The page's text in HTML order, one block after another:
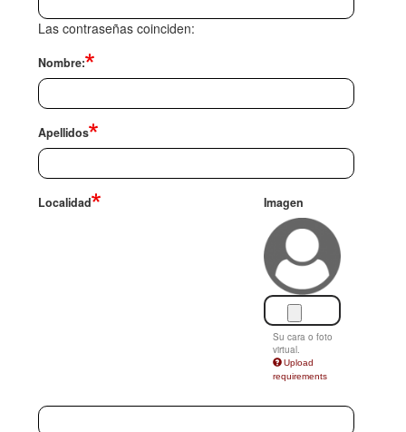
Las contraseñas coinciden:
Nombre:
Apellidos
Imagen
Su cara o foto
virtual.
Upload
requirements
Localidad